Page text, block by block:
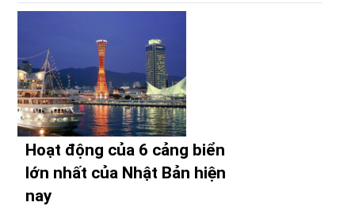
Hoạt động của 6 cảng biển
lớn nhất của Nhật Bản hiện
nay